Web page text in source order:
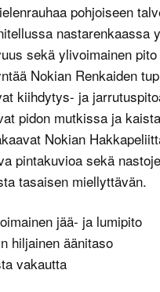
pohjoiseen
nastarenkaassa
sekä ylivoimainen
Nokian Renkaiden
kiihdytys- ja
pidon mutkissa ja
Nokian
pintakuvioa sekä
tasaisen miellyttävän.
jää- ja lumipito
hiljainen äänitaso
vakautta